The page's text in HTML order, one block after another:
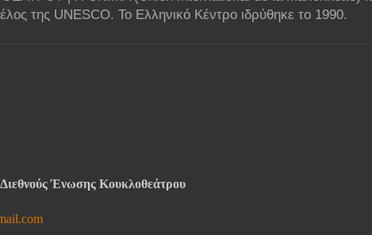
της UNESCO. Το Ελληνικό Κέντρο ιδρύθηκε το 1990.
Ένωσης Κουκλοθεάτρου